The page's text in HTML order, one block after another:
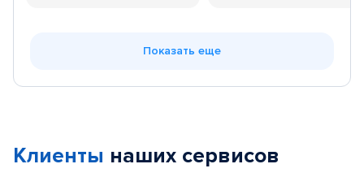
Показать еще
Клиенты наших сервисов